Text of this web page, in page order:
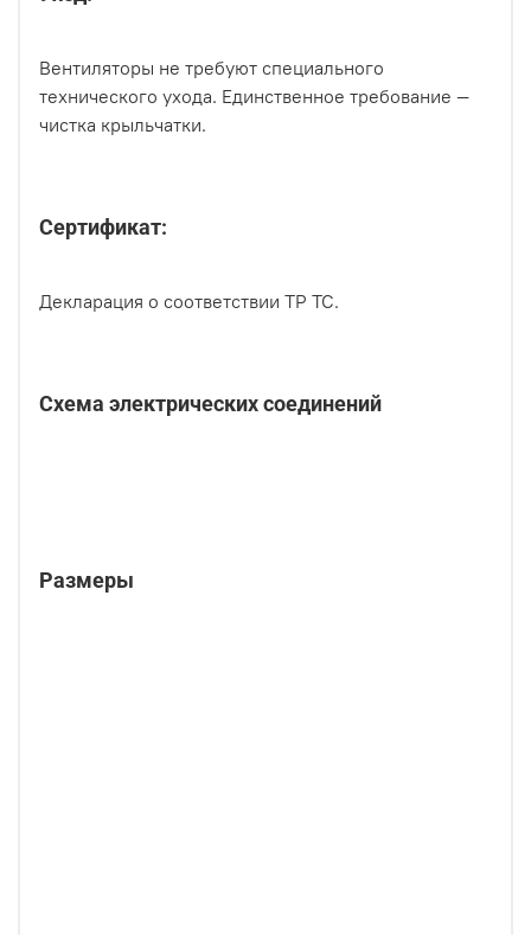
Вентиляторы не требуют специального
технического ухода. Единственное требование —
чистка крыльчатки.
Сертификат:
Декларация о соответствии ТР ТС.
Схема электрических соединений
Размеры